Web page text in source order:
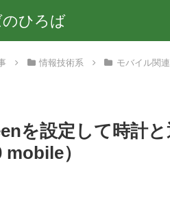
ひろば
情報技術系 モバイル関連
を設定して時計
）